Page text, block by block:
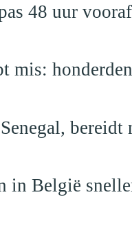
48 uur
mis:
bereidt
in België